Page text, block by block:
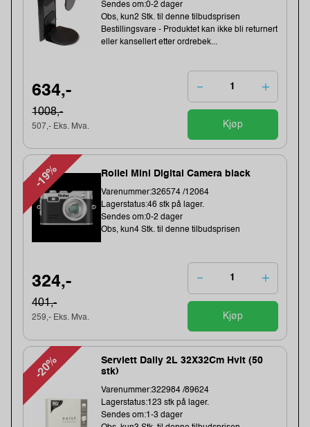
Sendes om:0-2 dager
Obs, kun2 Stk. til denne tilbudsprisen
Bestillingsvare - Produktet kan ikke bli returnert
eller kansellert etter ordrebek...
634,-
1008,-
507,- Eks. Mva. Kjøp
-19% Rollei Mini Digital Camera black
Varenummer:326574 /12064
Lagerstatus:46 stk på lager.
Sendes om:0-2 dager
Obs, kun4 Stk. til denne tilbudsprisen
324,-
401,-
259,- Eks. Mva. Kjøp
-20%
Serviett Daily 2L 32X32Cm Hvit (50
stk)
Varenummer:322984 /89624
Lagerstatus:123 stk på lager.
Sendes om:1-3 dager